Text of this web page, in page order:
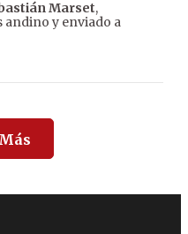
Marset,
andino y enviado a